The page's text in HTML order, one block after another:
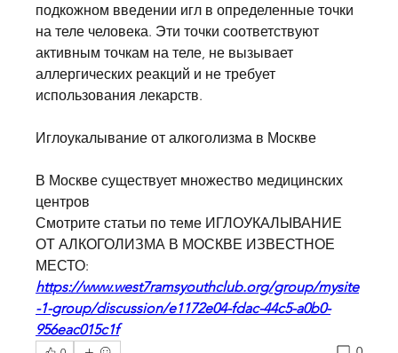
подкожном введении игл в определенные точки
на теле человека. Эти точки соответствуют
активным точкам на теле, не вызывает
аллергических реакций и не требует
использования лекарств.
Иглоукалывание от алкоголизма в Москве
В Москве существует множество медицинских
центров
Смотрите статьи по теме ИГЛОУКАЛЫВАНИЕ
ОТ АЛКОГОЛИЗМА В МОСКВЕ ИЗВЕСТНОЕ
МЕСТО:
https://www.west7ramsyouthclub.org/group/mysite
-1-group/discussion/e1172e04-fdac-44c5-a0b0-
956eac015c1f